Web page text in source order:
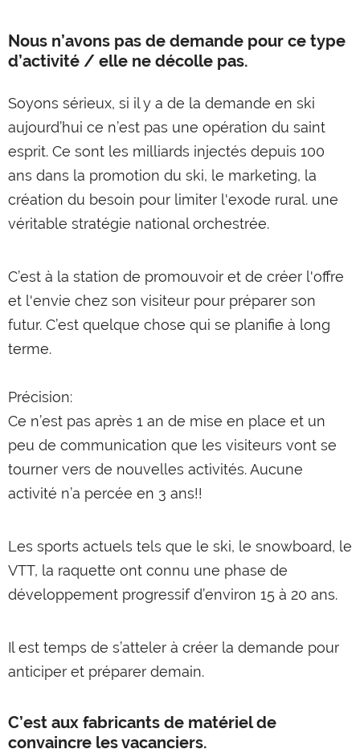
Nous n’avons pas de demande pour ce type
d’activité / elle ne décolle pas.
Soyons sérieux, si il y a de la demande en ski
aujourd’hui ce n’est pas une opération du saint
esprit. Ce sont les milliards injectés depuis 100
ans dans la promotion du ski, le marketing, la
création du besoin pour limiter l'exode rural. une
véritable stratégie national orchestrée.
C’est à la station de promouvoir et de créer l'offre
et l'envie chez son visiteur pour préparer son
futur. C’est quelque chose qui se planifie à long
terme.
Précision:
Ce n’est pas après 1 an de mise en place et un
peu de communication que les visiteurs vont se
tourner vers de nouvelles activités. Aucune
activité n’a percée en 3 ans!!
Les sports actuels tels que le ski, le snowboard, le
VTT, la raquette ont connu une phase de
développement progressif d’environ 15 à 20 ans.
Il est temps de s’atteler à créer la demande pour
anticiper et préparer demain.
C’est aux fabricants de matériel de
convaincre les vacanciers.